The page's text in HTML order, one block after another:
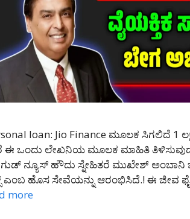
loan: Jio Finance ಮೂಲಕ ಸಿಗಲಿದೆ 1
ಈ ಒಂದು ಲೇಖನಿಯ ಮೂಲಕ ಮಾಹಿತಿ
ನ್ಯೂಸ್ ಹೌದು ಸ್ನೇಹಿತರೆ ಮುಖೇಶ್
ಎಂಬ ಹೊಸ ಸೇವೆಯನ್ನು ಆರಂಭಿಸಿದೆ.! ಈ ಜೀವ
more